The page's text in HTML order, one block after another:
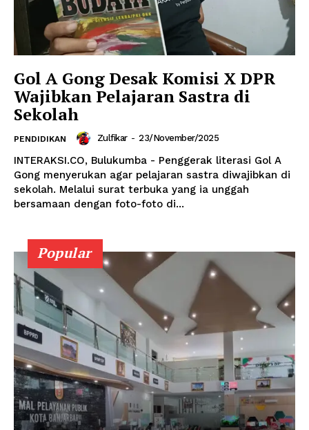
Gol A Gong Desak Komisi X DPR
Wajibkan Pelajaran Sastra di
Sekolah
PENDIDIKAN Zulfikar - 23/November/2025
INTERAKSI.CO, Bulukumba - Penggerak literasi Gol A
Gong menyerukan agar pelajaran sastra diwajibkan di
sekolah. Melalui surat terbuka yang ia unggah
bersamaan dengan foto-foto di...
Popular